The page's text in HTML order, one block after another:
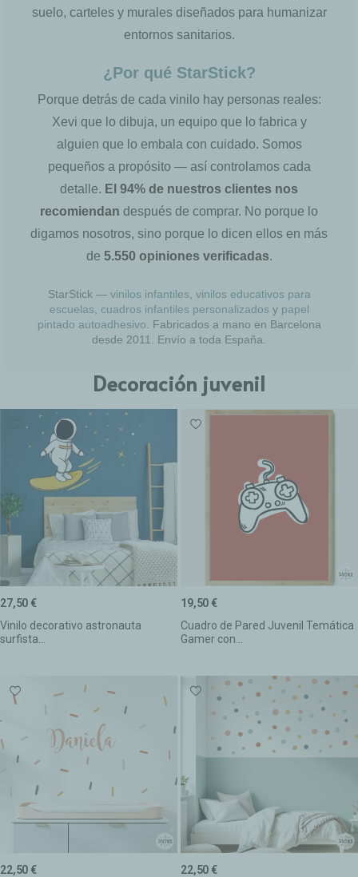
suelo, carteles y murales diseñados para humanizar
entornos sanitarios.
¿Por qué StarStick?
Porque detrás de cada vinilo hay personas reales:
Xevi que lo dibuja, un equipo que lo fabrica y
alguien que lo embala con cuidado. Somos
pequeños a propósito — así controlamos cada
detalle. El 94% de nuestros clientes nos
recomiendan después de comprar. No porque lo
digamos nosotros, sino porque lo dicen ellos en más
de 5.550 opiniones verificadas.
StarStick — vinilos infantiles vinilos educativos para
escuelas
cuadros infantiles personalizados y papel
pintado autoadhesivo . Fabricados a mano en Barcelona
desde 2011. Envío a toda España.
Decoración juvenil
Vinilo decorativo astronauta
surfista...
27,50 €
Cuadro de Pared Juvenil Temática
Gamer con...
19,50 €
22,50 € 22,50 €